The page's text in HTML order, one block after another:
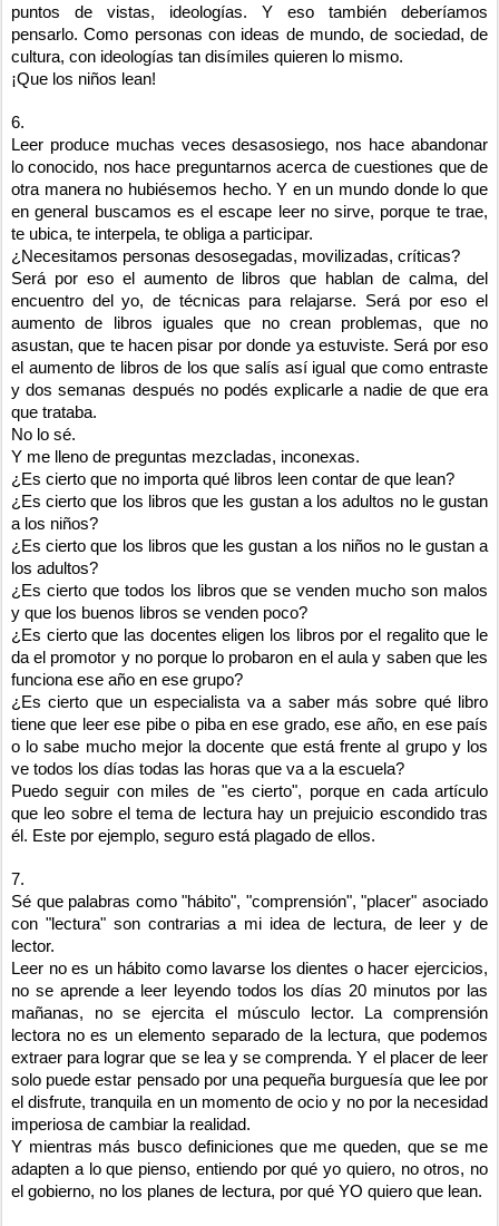
puntos de vistas, ideologías. Y eso también deberíamos
pensarlo. Como personas con ideas de mundo, de sociedad, de
cultura, con ideologías tan disímiles quieren lo mismo.
¡Que los niños lean!
6.
Leer produce muchas veces desasosiego, nos hace abandonar
lo conocido, nos hace preguntarnos acerca de cuestiones que de
otra manera no hubiésemos hecho. Y en un mundo donde lo que
en general buscamos es el escape leer no sirve, porque te trae,
te ubica, te interpela, te obliga a participar.
¿Necesitamos personas desosegadas, movilizadas, críticas?
Será por eso el aumento de libros que hablan de calma, del
encuentro del yo, de técnicas para relajarse. Será por eso el
aumento de libros iguales que no crean problemas, que no
asustan, que te hacen pisar por donde ya estuviste. Será por eso
el aumento de libros de los que salís así igual que como entraste
y dos semanas después no podés explicarle a nadie de que era
que trataba.
No lo sé.
Y me lleno de preguntas mezcladas, inconexas.
¿Es cierto que no importa qué libros leen contar de que lean?
¿Es cierto que los libros que les gustan a los adultos no le gustan
a los niños?
¿Es cierto que los libros que les gustan a los niños no le gustan a
los adultos?
¿Es cierto que todos los libros que se venden mucho son malos
y que los buenos libros se venden poco?
¿Es cierto que las docentes eligen los libros por el regalito que le
da el promotor y no porque lo probaron en el aula y saben que les
funciona ese año en ese grupo?
¿Es cierto que un especialista va a saber más sobre qué libro
tiene que leer ese pibe o piba en ese grado, ese año, en ese país
o lo sabe mucho mejor la docente que está frente al grupo y los
ve todos los días todas las horas que va a la escuela?
Puedo seguir con miles de "es cierto", porque en cada artículo
que leo sobre el tema de lectura hay un prejuicio escondido tras
él. Este por ejemplo, seguro está plagado de ellos.
7.
Sé que palabras como "hábito", "comprensión", "placer" asociado
con "lectura" son contrarias a mi idea de lectura, de leer y de
lector.
Leer no es un hábito como lavarse los dientes o hacer ejercicios,
no se aprende a leer leyendo todos los días 20 minutos por las
mañanas, no se ejercita el músculo lector. La comprensión
lectora no es un elemento separado de la lectura, que podemos
extraer para lograr que se lea y se comprenda. Y el placer de leer
solo puede estar pensado por una pequeña burguesía que lee por
el disfrute, tranquila en un momento de ocio y no por la necesidad
imperiosa de cambiar la realidad.
Y mientras más busco definiciones que me queden, que se me
adapten a lo que pienso, entiendo por qué yo quiero, no otros, no
el gobierno, no los planes de lectura, por qué YO quiero que lean.